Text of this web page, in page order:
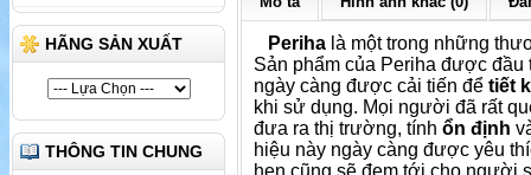
HÃNG SẢN XUẤT
THÔNG TIN CHUNG
Periha là một trong những
Sản phẩm của Periha được
ngày càng được cải tiến để tiết
khi sử dụng. Mọi người đã rất
đưa ra thị trường, tính ổn định
hiệu này ngày càng được yêu
hẹn cũng sẽ đem tới cho người